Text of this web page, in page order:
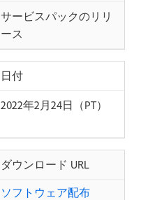
サービスパックのリリ
ース
日付
2022年2月24日（PT）
ダウンロード URL
ソフトウェア配布